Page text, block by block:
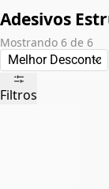
Adesivos
Mostrando 6 de 6
Filtros